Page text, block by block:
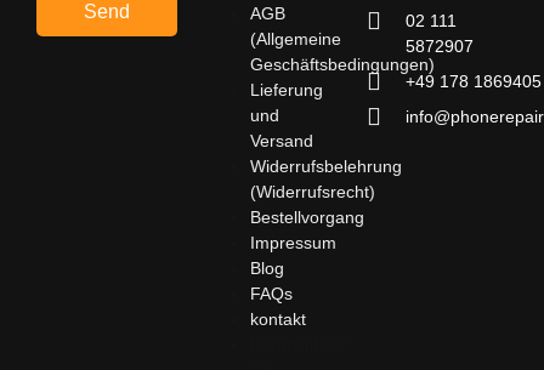
02 111
5872907
+49 178 1869405
AGB
(Allgemeine
Geschäftsbedingungen)
Lieferung
und
Versand
Widerrufsbelehrung
(Widerrufsrecht)
Bestellvorgang
Impressum
Blog
FAQs
kontakt
Send